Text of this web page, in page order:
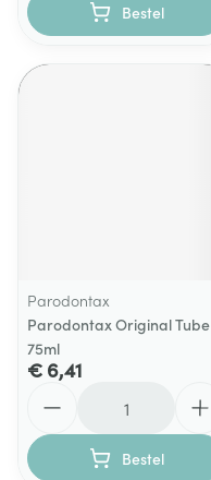
Bestel
Parodontax
Parodontax Original Tube
75ml
€ 6,41
Bestel